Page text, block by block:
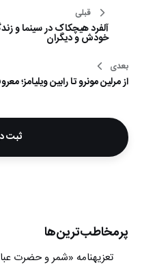
راهبری
نوشته
قبلی
آلفرد هیچکاک در سینما و
خودش و دیگران
بعدی
از مرلین مونرو تا رابین
ثبت
پرمخاطب‌ترین‌ها
تعزیه‎نامه‏ «شمر و حضرت عباس» اثر «میر عزا کاشانی»